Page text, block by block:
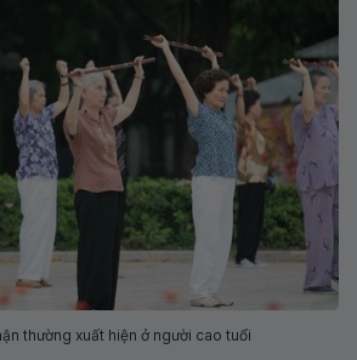
thường xuất hiện ở người cao tuổi